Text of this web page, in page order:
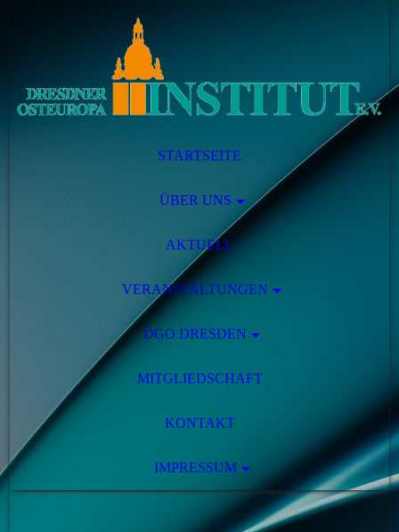
STARTSEITE
ÜBER UNS
AKTUELL
VERANSTALTUNGEN
DGO DRESDEN
MITGLIEDSCHAFT
KONTAKT
IMPRESSUM